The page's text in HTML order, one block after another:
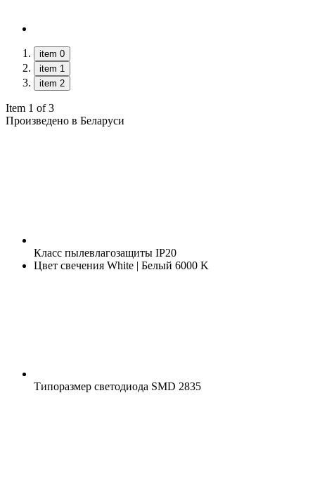
item 0
item 1
item 2
Item 1 of 3
Произведено в Беларуси
Класс пылевлагозащиты IP20
Цвет свечения White | Белый 6000 K
Типоразмер светодиода SMD 2835